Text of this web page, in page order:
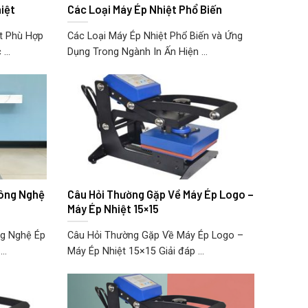
Phù Hợp
Các Loại Máy Ép Nhiệt Phổ Biến
Các Loại Máy Ép Nhiệt Phổ Biến và Ứng
Dụng Trong Ngành In Ấn Hiện ...
Nghệ
Nghệ Ép
Câu Hỏi Thường Gặp Về Máy Ép Logo –
Máy Ép Nhiệt 15×15
Câu Hỏi Thường Gặp Về Máy Ép Logo –
Máy Ép Nhiệt 15×15 Giải đáp ...